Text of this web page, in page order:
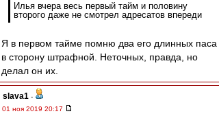
Илья вчера весь первый тайм и половину
второго даже не смотрел адресатов впереди
Я в первом тайме помню два его длинных паса
в сторону штрафной. Неточных, правда, но
делал он их.
slava1 -
01 ноя 2019 20:17